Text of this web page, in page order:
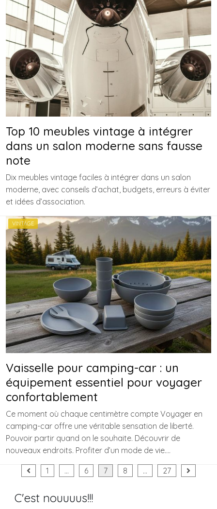
Top 10 meubles vintage à intégrer
dans un salon moderne sans fausse
note
Dix meubles vintage faciles à intégrer dans un salon
moderne, avec conseils d’achat, budgets, erreurs à éviter
et idées d’association.
VINTAGE
Vaisselle pour camping-car : un
équipement essentiel pour voyager
confortablement
Ce moment où chaque centimètre compte Voyager en
camping-car offre une véritable sensation de liberté.
Pouvoir partir quand on le souhaite. Découvrir de
nouveaux endroits. Profiter d’un mode de vie….
Pagination
publications
1 … 6 7 8 … 27
C'est nouuuus!!!